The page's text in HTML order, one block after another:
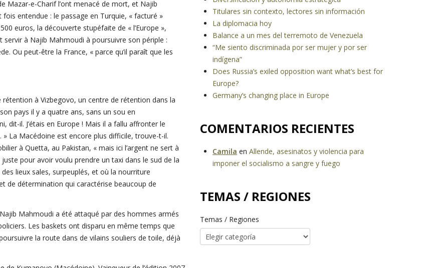
Mazar-e-Charif l’ont menacé de mort, et Najib
entendue : le passage en Turquie, « facturé »
euros, la découverte stupéfaite de « l’Europe »,
à Najib Mahmoudi à poursuivre son périple :
Ou peut-être la France, « parce qu’il paraît que les
à Vizbegovo, un centre de rétention dans la
pays il y a quatre ans, sans un sou en
dit-il. J’étais en Europe ! Mais il a fallu affronter le
La Macédoine est encore plus difficile, trouve-t-il.
à Quetta, au Pakistan, « mais ici l’argent ne sert à
pour avoir voulu prendre un taxi dans le sud de la
lieux sales, surpeuplés, et où la nourriture
de détermination qui caractérise beaucoup de
Mahmoudi a été attaqué par des hommes armés
Les baskets ont disparu en même temps que
la route dans de vilains souliers de toile, déjà
Titulares sin contexto, lectores sin información
La diplomacia hoy
Balance a un mes del terremoto de Venezuela
“Me siento discriminada por ser mujer y por ser
indígena”
Does Russia’s exiled opposition want what’s best for
Europe?
Germany’s changing place in Europe
COMENTARIOS RECIENTES
Camila en Allende, asesinatos y violencia para
imponer el socialismo a sangre y fuego
TEMAS / REGIONES
Temas / Regiones